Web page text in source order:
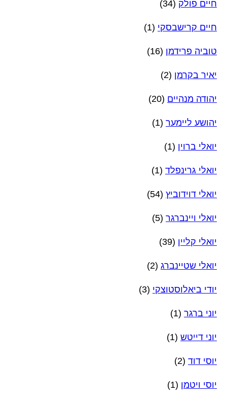
חיים פולק (34)
חיים קרישבסקי (1)
טוביה פרידמן (16)
יאיר בקרמן (2)
יהודה מנהיים (20)
יהושע ליימער (1)
יואלי ברוין (1)
יואלי גרינפלד (1)
יואלי דוידוביץ (54)
יואלי ויינברגר (5)
יואלי קליין (39)
יואלי שטיינברג (2)
יודי ביאלוסטוצקי (3)
יוני ברגר (1)
יוני דייטש (1)
יוסי דוד (2)
יוסי ויטמן (1)